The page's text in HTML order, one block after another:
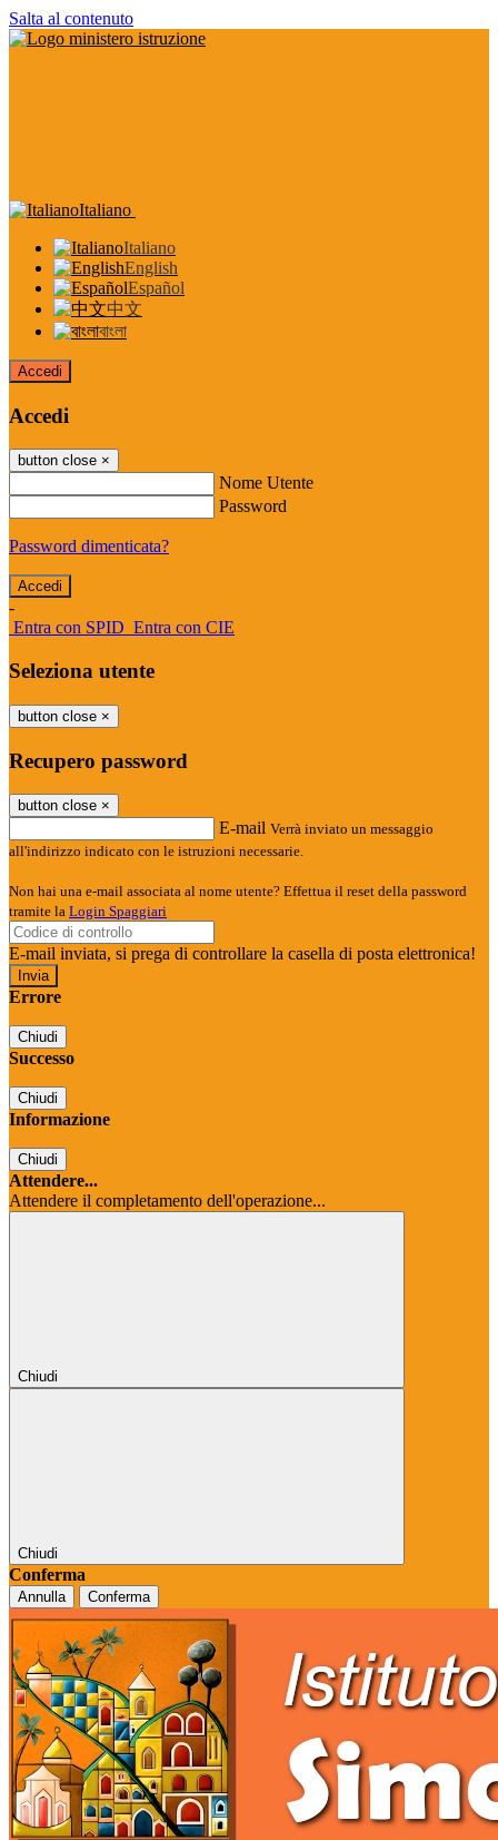
Salta al contenuto
Italiano
Italiano
English
Español
中文
বাংলা
Accedi
Accedi
button close ×
Nome Utente
Password
Password dimenticata?
-
Entra con SPID Entra con CIE
Seleziona utente
button close ×
Recupero password
button close ×
E-mail Verrà inviato un messaggio
all'indirizzo indicato con le istruzioni necessarie.
Non hai una e-mail associata al nome utente? Effettua il reset della password
tramite la Login Spaggiari
E-mail inviata, si prega di controllare la casella di posta elettronica!
Errore
Chiudi
Successo
Chiudi
Informazione
Chiudi
Attendere...
Attendere il completamento dell'operazione...
Chiudi
Chiudi
Conferma
Annulla Conferma